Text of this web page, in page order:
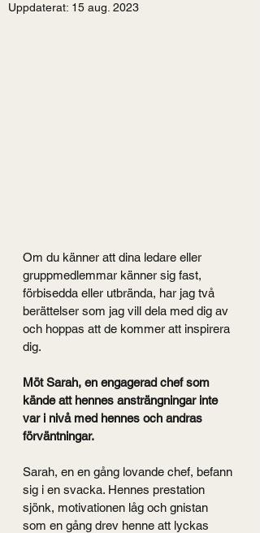
Uppdaterat: 15 aug. 2023
Om du känner att dina ledare eller
gruppmedlemmar känner sig fast,
förbisedda eller utbrända, har jag två
berättelser som jag vill dela med dig av
och hoppas att de kommer att inspirera
dig.
Möt Sarah, en engagerad chef som
kände att hennes ansträngningar inte
var i nivå med hennes och andras
förväntningar.
Sarah, en en gång lovande chef, befann
sig i en svacka. Hennes prestation
sjönk, motivationen låg och gnistan
som en gång drev henne att lyckas